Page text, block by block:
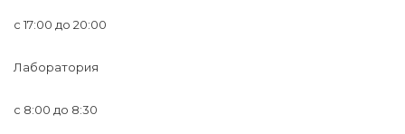
с 17:00 до 20:00
Лаборатория
с 8:00 до 8:30